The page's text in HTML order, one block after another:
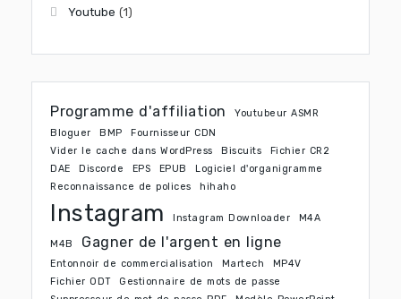
Youtube (1)
Programme d'affiliation
Youtubeur ASMR
Bloguer
BMP
Fournisseur CDN
Vider le cache dans WordPress
Biscuits
Fichier CR2
DAE
Discorde EPS EPUB
Logiciel d'organigramme
Reconnaissance de polices
hihaho
Instagram Instagram Downloader M4A
M4B Gagner de l'argent en ligne
Entonnoir de commercialisation Martech
MP4V
Fichier ODT
Gestionnaire de mots de passe